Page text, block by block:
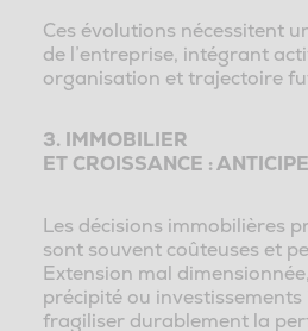
Ces évolutions nécessitent
de l’entreprise, intégrant
organisation et trajectoire
3. IMMOBILIER
ET CROISSANCE :
Les décisions immobilières
sont souvent coûteuses et
Extension mal
précipité ou
fragiliser durablement la